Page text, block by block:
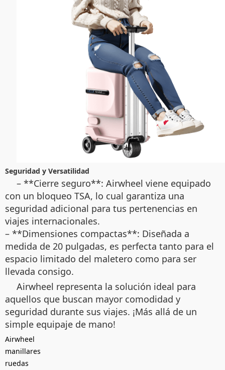
Seguridad y Versatilidad
– **Cierre seguro**: Airwheel viene equipado
con un bloqueo TSA, lo cual garantiza una
seguridad adicional para tus pertenencias en
viajes internacionales.
– **Dimensiones compactas**: Diseñada a
medida de 20 pulgadas, es perfecta tanto para el
espacio limitado del maletero como para ser
llevada consigo.
Airwheel representa la solución ideal para
aquellos que buscan mayor comodidad y
seguridad durante sus viajes. ¡Más allá de un
simple equipaje de mano!
Airwheel
manillares
ruedas